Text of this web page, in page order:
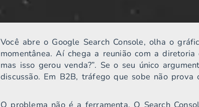
Você abre o Google Search Console, olha o
momentânea. Aí chega a reunião com a
mas isso gerou venda?”. Se o seu único
discussão. Em B2B, tráfego que sobe não